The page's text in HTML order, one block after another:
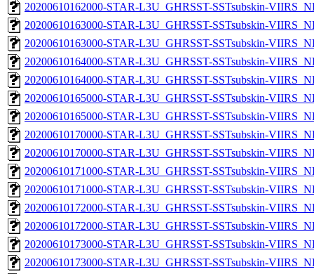
20200610162000-STAR-L3U_GHRSST-SSTsubskin-
20200610163000-STAR-L3U_GHRSST-SSTsubskin-
20200610163000-STAR-L3U_GHRSST-SSTsubskin-
20200610164000-STAR-L3U_GHRSST-SSTsubskin-
20200610164000-STAR-L3U_GHRSST-SSTsubskin-
20200610165000-STAR-L3U_GHRSST-SSTsubskin-
20200610165000-STAR-L3U_GHRSST-SSTsubskin-
20200610170000-STAR-L3U_GHRSST-SSTsubskin-
20200610170000-STAR-L3U_GHRSST-SSTsubskin-
20200610171000-STAR-L3U_GHRSST-SSTsubskin-
20200610171000-STAR-L3U_GHRSST-SSTsubskin-
20200610172000-STAR-L3U_GHRSST-SSTsubskin-
20200610172000-STAR-L3U_GHRSST-SSTsubskin-
20200610173000-STAR-L3U_GHRSST-SSTsubskin-
20200610173000-STAR-L3U_GHRSST-SSTsubskin-